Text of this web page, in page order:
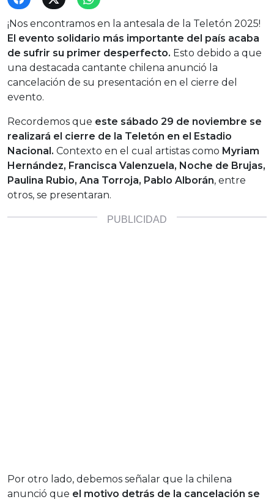
¡Nos encontramos en la antesala de la Teletón 2025!
El evento solidario más importante del país acaba
de sufrir su primer desperfecto. Esto debido a que
una destacada cantante chilena anunció la
cancelación de su presentación en el cierre del
evento.
Recordemos que este sábado 29 de noviembre se
realizará el cierre de la Teletón en el Estadio
Nacional. Contexto en el cual artistas como Myriam
Hernández, Francisca Valenzuela, Noche de Brujas,
Paulina Rubio, Ana Torroja, Pablo Alborán, entre
otros, se presentaran.
Por otro lado, debemos señalar que la chilena
anunció que el motivo detrás de la cancelación se